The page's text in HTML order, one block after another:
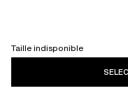
Taille indisponible